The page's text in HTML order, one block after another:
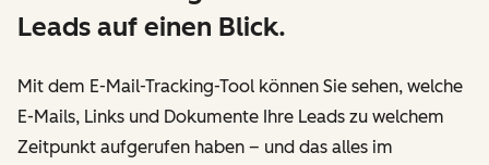
Leads auf einen Blick.
Mit dem E-Mail-Tracking-Tool können Sie sehen, welche
E-Mails, Links und Dokumente Ihre Leads zu welchem
Zeitpunkt aufgerufen haben – und das alles im